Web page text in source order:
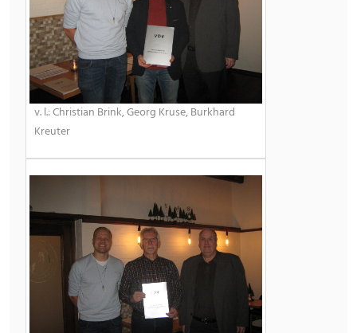
v. l.: Christian Brink, Georg Kruse, Burkhard
Kreuter